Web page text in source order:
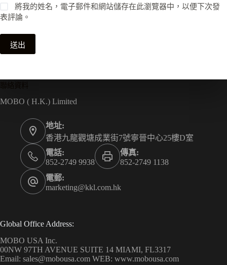
將我的姓名，電子郵件和網站儲存在此瀏覽器中，以便下次發
表評論。
送出
MOBO ( H.K.) Limited
地址:
香港九龍觀塘成業街7號寧晉中心25樓D室
電話:
852-2749 9938
傳真:
852-2749 1138
電郵:
marketing@kkl.com.hk
Global Office Address:
MOBO USA Inc.
00NW 97TH AVENUE SUITE 14 MIAMI, FL3317
Email: sales@mobousa.com WEB: www.mobousa.com